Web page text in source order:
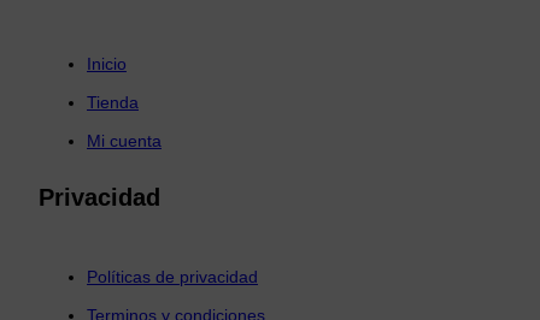
Inicio
Tienda
Mi cuenta
Privacidad
Políticas de privacidad
Terminos y condiciones